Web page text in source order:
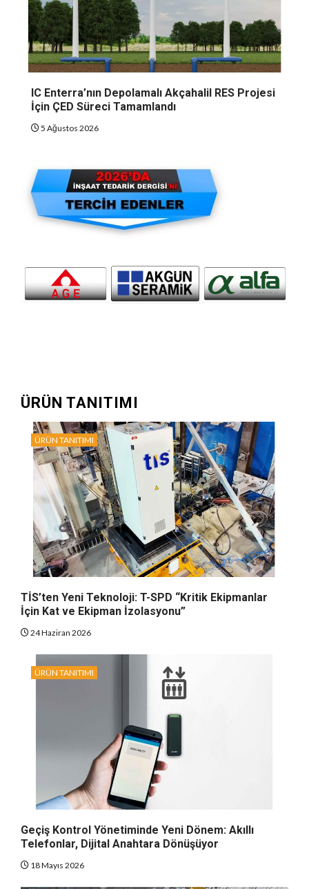
IC Enterra’nın Depolamalı Akçahalil RES Projesi
İçin ÇED Süreci Tamamlandı
5 Ağustos 2026
ÜRÜN TANITIMI
ÜRÜN TANITIMI
TİS’ten Yeni Teknoloji: T-SPD “Kritik Ekipmanlar
İçin Kat ve Ekipman İzolasyonu”
24 Haziran 2026
ÜRÜN TANITIMI
Geçiş Kontrol Yönetiminde Yeni Dönem: Akıllı
Telefonlar, Dijital Anahtara Dönüşüyor
18 Mayıs 2026